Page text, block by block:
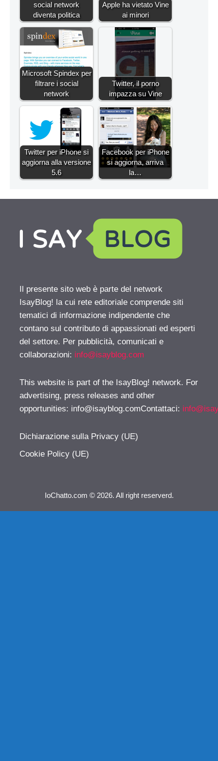
social network
diventa politica
Apple ha vietato Vine
ai minori
Microsoft Spindex per
filtrare i social
network
Twitter, il porno
impazza su Vine
Twitter per iPhone si
aggiorna alla versione
5.6
Facebook per iPhone
si aggiorna, arriva
la…
Il presente sito web è parte del network
IsayBlog! la cui rete editoriale comprende siti
tematici di informazione indipendente che
contano sul contributo di appassionati ed esperti
del settore. Per pubblicità, comunicati e
collaborazioni: info@isayblog.com
This website is part of the IsayBlog! network. For
advertising, press releases and other
opportunities: info@isayblog.comContattaci:
Dichiarazione sulla Privacy (UE)
Cookie Policy (UE)
IoChatto.com © 2026. All right reserverd.